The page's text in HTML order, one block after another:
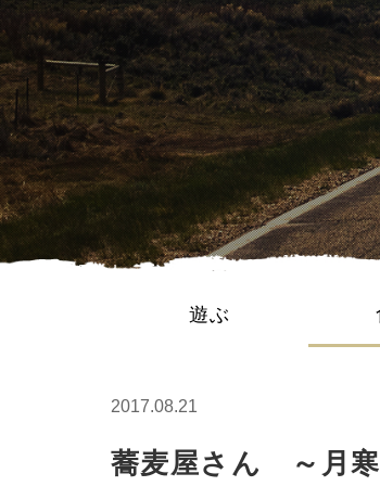
遊ぶ
2017.08.21
蕎麦屋さん ～月寒